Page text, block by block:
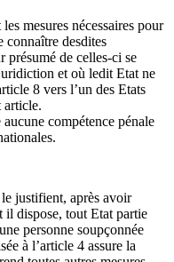
mesures nécessaires pour
connaître desdites
présumé de celles-ci se
et où ledit Etat ne
8 vers l’un des Etats
article.
compétence pénale
le justifient, après avoir
il dispose, tout Etat partie
personne soupçonnée
à l’article 4 assure la